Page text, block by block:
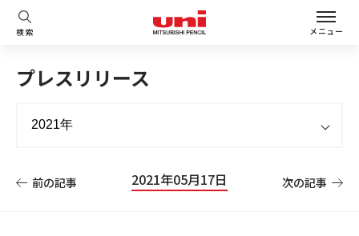
検索 メニュー
プレスリリース
前の記事 2021年05月17日 次の記事